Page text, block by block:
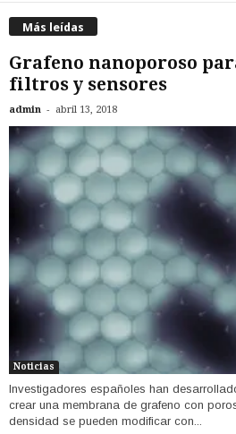
Más leídas
Grafeno nanoporoso
filtros y sensores
admin - abril 13, 2018
Noticias
Investigadores españoles han
crear una membrana de grafeno con
densidad se pueden modificar con...